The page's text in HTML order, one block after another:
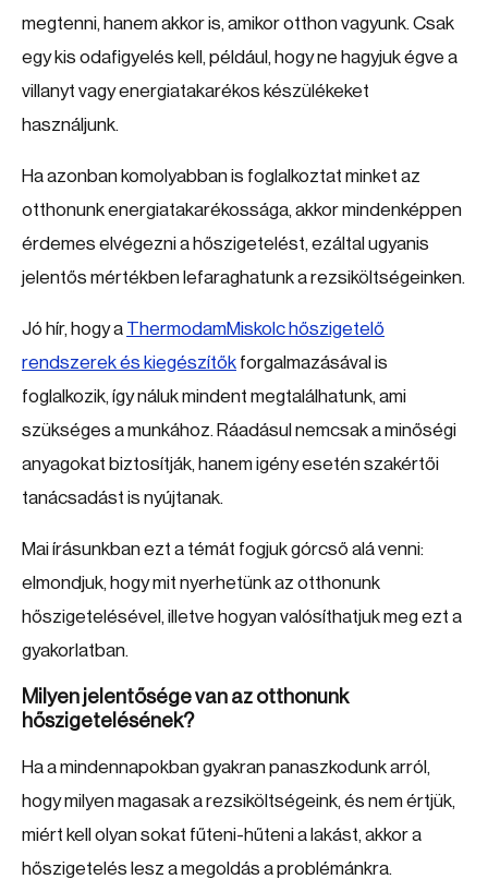
megtenni, hanem akkor is, amikor otthon vagyunk. Csak
egy kis odafigyelés kell, például, hogy ne hagyjuk égve a
villanyt vagy energiatakarékos készülékeket
használjunk.
Ha azonban komolyabban is foglalkoztat minket az
otthonunk energiatakarékossága, akkor mindenképpen
érdemes elvégezni a hőszigetelést, ezáltal ugyanis
jelentős mértékben lefaraghatunk a rezsiköltségeinken.
Jó hír, hogy a ThermodamMiskolc hőszigetelő
rendszerek és kiegészítők forgalmazásával is
foglalkozik, így náluk mindent megtalálhatunk, ami
szükséges a munkához. Ráadásul nemcsak a minőségi
anyagokat biztosítják, hanem igény esetén szakértői
tanácsadást is nyújtanak.
Mai írásunkban ezt a témát fogjuk górcső alá venni:
elmondjuk, hogy mit nyerhetünk az otthonunk
hőszigetelésével, illetve hogyan valósíthatjuk meg ezt a
gyakorlatban.
Milyen jelentősége van az otthonunk
hőszigetelésének?
Ha a mindennapokban gyakran panaszkodunk arról,
hogy milyen magasak a rezsiköltségeink, és nem értjük,
miért kell olyan sokat fűteni-hűteni a lakást, akkor a
hőszigetelés lesz a megoldás a problémánkra.